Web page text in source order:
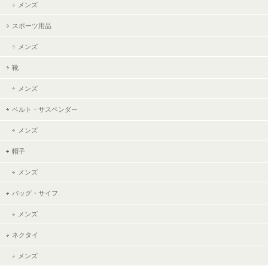
メンズ
スポーツ用品
メンズ
靴
メンズ
ベルト・サスペンダー
メンズ
帽子
メンズ
バッグ・サイフ
メンズ
ネクタイ
メンズ